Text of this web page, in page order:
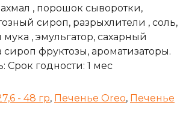
, порошок сыворотки,
сироп, разрыхлители , соль,
, эмульгатор, сахарный
сироп фруктозы, ароматизаторы.
Срок годности: 1 мес
- 48 гр, Печенье Oreo, Печенье